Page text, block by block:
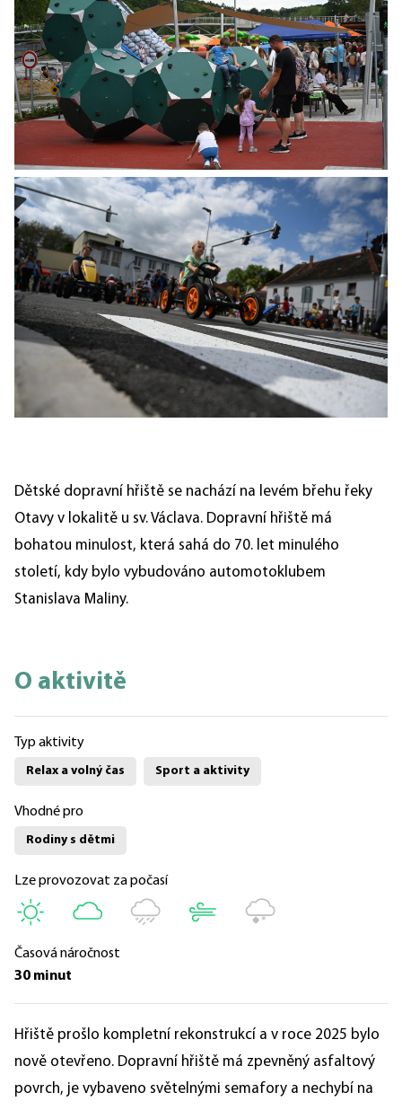
Dětské dopravní hřiště se nachází na levém břehu řeky
Otavy v lokalitě u sv. Václava. Dopravní hřiště má
bohatou minulost, která sahá do 70. let minulého
století, kdy bylo vybudováno automotoklubem
Stanislava Maliny.
O aktivitě
Typ aktivity
Relax a volný čas Sport a aktivity
Vhodné pro
Rodiny s dětmi
Lze provozovat za počasí
Časová náročnost
30 minut
Hřiště prošlo kompletní rekonstrukcí a v roce 2025 bylo
nově otevřeno. Dopravní hřiště má zpevněný asfaltový
povrch, je vybaveno světelnými semafory a nechybí na